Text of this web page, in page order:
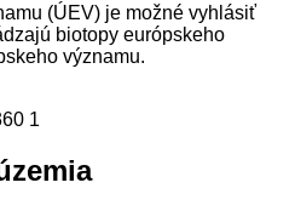
(ÚEV) je možné vyhlásiť
biotopy európskeho
významu.